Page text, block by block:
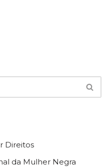
Direitos
da Mulher Negra